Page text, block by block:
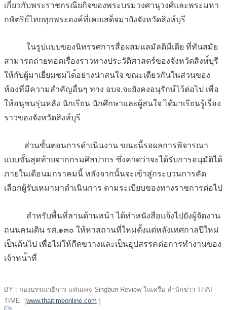
เกี่ยวกับพระราชกรณียกิจของพระบรมวงศานุวงศ์และพระมหา
กษัตริย์ไทยทุกพระองค์ที่เคยเสด็จมายังจังหวัดสิงห์บุรี
ในรูปแบบของนิทรรศการสื่อผสมแลมัลติมีเดีย ที่ทันสมัย
สามารถถ่ายทอดเรื่องราวทางประวัติศาสตร์ของจังหวัดสิงห์บุรี
ให้กับผู้มาเยี่ยมชมได้อย่างน่าสนใจ ขณะเดียวกันในส่วนของ
ห้องที่มีความสำคัญอื่นๆ ทาง อบจ.จะยังคงอนุรักษ์ไว้ต่อไป เพื่อ
ให้อนุชนรุ่นหลัง นักเรียน นักศึกษาและผู้สนใจ ได้มาเรียนรู้เรื่อง
ราวของจังหวัดสิงห์บุรี
ส่วนขั้นตอนการดำเนินงาน ขณะนี้รอผลการพิจารณา
แบบขั้นสุดท้ายจากกรมศิลปากร ซึ่งคาดว่าจะได้รับการอนุมัติได้
ภายในเดือนมกราคมนี้ หลังจากนั้นจะเข้าสู่กระบวนการคัด
เลือกผู้รับเหมามาดำเนินการ ตามระเบียบของทางราชการต่อไป
สำหรับพื้นที่ลานด้านหน้า ได้ทำหนังสือแจ้งไปยังผู้จัดงาน
ถนนคนเดิน รศ.๑๓๐ ให้หาสถานที่ใหม่ตั้งแต่หลังเทศกาลปีใหม่
เป็นต้นไป เพื่อไม่ให้กีดขวางและเป็นอุปสรรคต่อการทำงานของ
เจ้าหน้าที่
BY : กองบรรณาธิการ แฟนเพจ Singburi Review ในเครือ สำนักข่าว THAI
TIME [www.thaitimeonline.com ]